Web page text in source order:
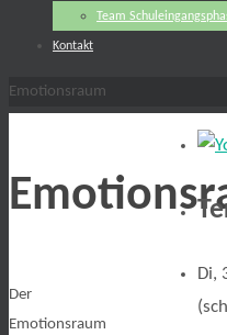
Team
Kontakt
Start
Emotionsraum
Der
Emotionsraum
Di,